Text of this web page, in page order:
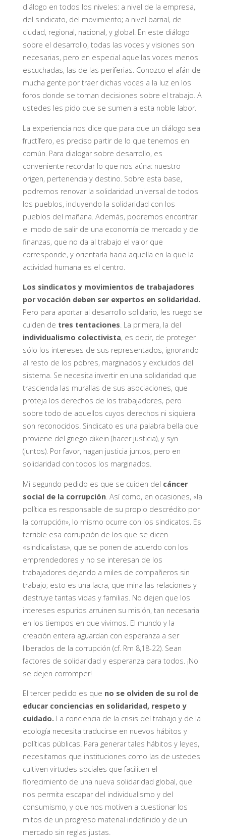
diálogo en todos los niveles: a nivel de la empresa,
del sindicato, del movimiento; a nivel barrial, de
ciudad, regional, nacional, y global. En este diálogo
sobre el desarrollo, todas las voces y visiones son
necesarias, pero en especial aquellas voces menos
escuchadas, las de las periferias. Conozco el afán de
mucha gente por traer dichas voces a la luz en los
foros donde se toman decisiones sobre el trabajo. A
ustedes les pido que se sumen a esta noble labor.
La experiencia nos dice que para que un diálogo sea
fructífero, es preciso partir de lo que tenemos en
común. Para dialogar sobre desarrollo, es
conveniente recordar lo que nos aúna: nuestro
origen, pertenencia y destino. Sobre esta base,
podremos renovar la solidaridad universal de todos
los pueblos, incluyendo la solidaridad con los
pueblos del mañana. Además, podremos encontrar
el modo de salir de una economía de mercado y de
finanzas, que no da al trabajo el valor que
corresponde, y orientarla hacia aquella en la que la
actividad humana es el centro.
Los sindicatos y movimientos de trabajadores
por vocación deben ser expertos en solidaridad.
Pero para aportar al desarrollo solidario, les ruego se
cuiden de tres tentaciones. La primera, la del
individualismo colectivista, es decir, de proteger
sólo los intereses de sus representados, ignorando
al resto de los pobres, marginados y excluidos del
sistema. Se necesita invertir en una solidaridad que
trascienda las murallas de sus asociaciones, que
proteja los derechos de los trabajadores, pero
sobre todo de aquellos cuyos derechos ni siquiera
son reconocidos. Sindicato es una palabra bella que
proviene del griego dikein (hacer justicia), y syn
(juntos). Por favor, hagan justicia juntos, pero en
solidaridad con todos los marginados.
Mi segundo pedido es que se cuiden del cáncer
social de la corrupción. Así como, en ocasiones, «la
política es responsable de su propio descrédito por
la corrupción», lo mismo ocurre con los sindicatos. Es
terrible esa corrupción de los que se dicen
«sindicalistas», que se ponen de acuerdo con los
emprendedores y no se interesan de los
trabajadores dejando a miles de compañeros sin
trabajo; esto es una lacra, que mina las relaciones y
destruye tantas vidas y familias. No dejen que los
intereses espurios arruinen su misión, tan necesaria
en los tiempos en que vivimos. El mundo y la
creación entera aguardan con esperanza a ser
liberados de la corrupción (cf. Rm 8,18-22). Sean
factores de solidaridad y esperanza para todos. ¡No
se dejen corromper!
El tercer pedido es que no se olviden de su rol de
educar conciencias en solidaridad, respeto y
cuidado. La conciencia de la crisis del trabajo y de la
ecología necesita traducirse en nuevos hábitos y
políticas públicas. Para generar tales hábitos y leyes,
necesitamos que instituciones como las de ustedes
cultiven virtudes sociales que faciliten el
florecimiento de una nueva solidaridad global, que
nos permita escapar del individualismo y del
consumismo, y que nos motiven a cuestionar los
mitos de un progreso material indefinido y de un
mercado sin reglas justas.